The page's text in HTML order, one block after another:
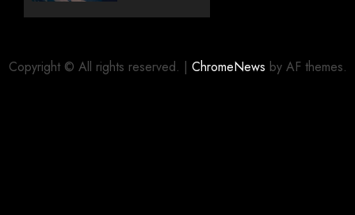
Copyright © All rights reserved. | ChromeNews by AF themes.